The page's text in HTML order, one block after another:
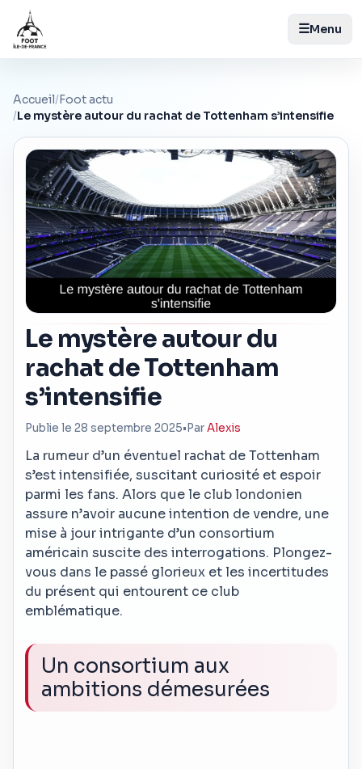
☰Menu
Accueil/Foot actu
/Le mystère autour du rachat de Tottenham s’intensifie
Le mystère autour du
rachat de Tottenham
s’intensifie
Publie le 28 septembre 2025• ParAlexis
La rumeur d’un éventuel rachat de Tottenham
s’est intensifiée, suscitant curiosité et espoir
parmi les fans. Alors que le club londonien
assure n’avoir aucune intention de vendre, une
mise à jour intrigante d’un consortium
américain suscite des interrogations. Plongez-
vous dans le passé glorieux et les incertitudes
du présent qui entourent ce club
emblématique.
Un consortium aux
ambitions démesurées